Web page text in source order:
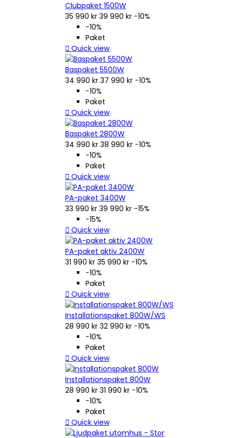
Clubpaket 1500W
35 990 kr 39 990 kr −10%
−10%
Paket
 Quick view
Baspaket 5500W
34 990 kr 37 990 kr −10%
−10%
Paket
 Quick view
Baspaket 2800W
34 990 kr 38 990 kr −10%
−10%
Paket
 Quick view
PA-paket 3400W
33 990 kr 39 990 kr −15%
−15%
 Quick view
PA-paket aktiv 2400W
31 990 kr 35 990 kr −10%
−10%
Paket
 Quick view
Installationspaket 800W/WS
28 990 kr 32 990 kr −10%
−10%
Paket
 Quick view
Installationspaket 800W
28 990 kr 31 990 kr −10%
−10%
Paket
 Quick view